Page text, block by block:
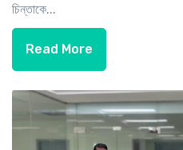
চিন্তাকে...
Read More